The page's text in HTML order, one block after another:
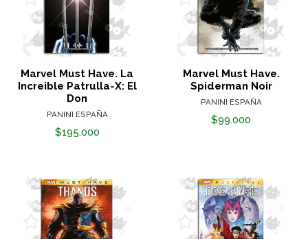
Marvel Must Have. La
Increible Patrulla-X: El
Don
PANINI ESPAÑA
$195.000
Marvel Must Have.
Spiderman Noir
PANINI ESPAÑA
$99.000